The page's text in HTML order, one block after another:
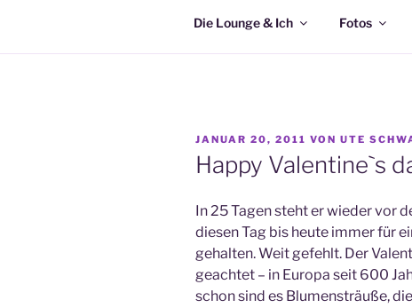
Die Lounge & Ich Fotos
VERÖFFENTLICHT
AM
JANUAR 20, 2011 VON UTE
Happy Valentine`s
In 25 Tagen steht er wieder vor
diesen Tag bis heute immer für
gehalten. Weit gefehlt. Der
geachtet – in Europa seit 600
schon sind es Blumensträuße,